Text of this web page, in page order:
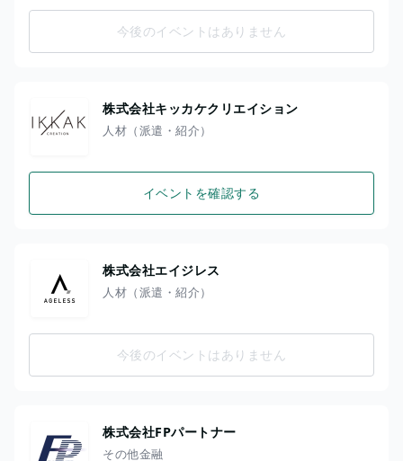
今後のイベントはありません
株式会社キッカケクリエイション
人材（派遣・紹介）
イベントを確認する
株式会社エイジレス
人材（派遣・紹介）
今後のイベントはありません
株式会社FPパートナー
その他金融